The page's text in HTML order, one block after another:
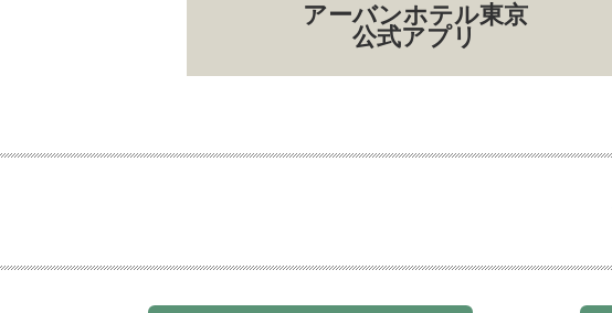
アーバンホテル東京
公式アプリ